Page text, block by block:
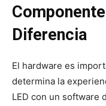
Diferencia
El hardware es
determina la
LED con un software